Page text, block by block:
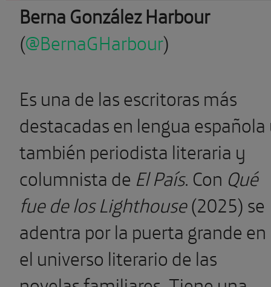
Berna González Harbour
(@BernaGHarbour)
Es una de las escritoras más
destacadas en lengua
también periodista literaria y
columnista de El País. Con Qué
fue de los Lighthouse(2025) se
adentra por la puerta grande en
el universo literario de las